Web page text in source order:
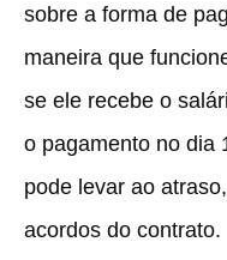
sobre a forma de
maneira que
se ele recebe o
o pagamento no dia
pode levar ao
acordos do contrato.